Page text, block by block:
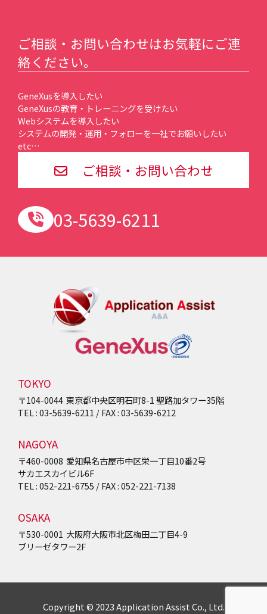
ご相談・お問い合わせはお気軽にご連
絡ください。
GeneXusを導入したい
GeneXusの教育・トレーニングを受けたい
Webシステムを導入したい
システムの開発・運用・フォローを一社でお願いしたい
etc…
ご相談・お問い合わせ
03-5639-6211
TOKYO
〒104-0044 東京都中央区明石町8-1 聖路加タワー35階
TEL : 03-5639-6211 / FAX : 03-5639-6212
NAGOYA
〒460-0008 愛知県名古屋市中区栄一丁目10番2号
サカエスカイビル6F
TEL : 052-221-6755 / FAX : 052-221-7138
OSAKA
〒530-0001 大阪府大阪市北区梅田二丁目4-9
ブリーゼタワー2F
Copyright © 2023 Application Assist Co., Ltd.